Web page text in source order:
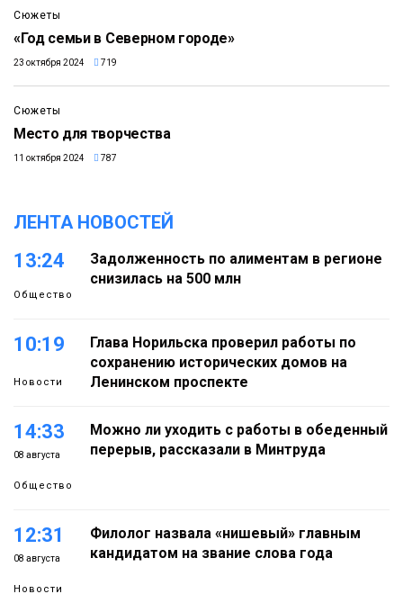
Сюжеты
«Год семьи в Северном городе»
23 октября 2024 719
2:49
Сюжеты
Место для творчества
11 октября 2024 787
ЛЕНТА НОВОСТЕЙ
13:24
Общество
Задолженность по алиментам в регионе
снизилась на 500 млн
10:19
Новости
Глава Норильска проверил работы по
сохранению исторических домов на
Ленинском проспекте
14:33
08 августа
Общество
Можно ли уходить с работы в обеденный
перерыв, рассказали в Минтруда
12:31
08 августа
Новости
Филолог назвала «нишевый» главным
кандидатом на звание слова года